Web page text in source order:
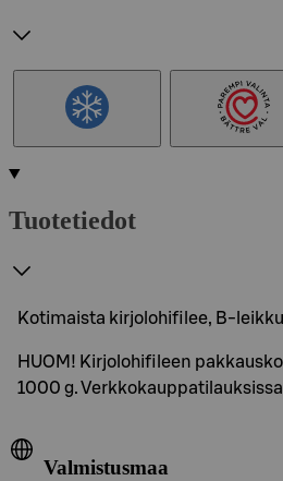
Tuotetiedot
Kotimaista kirjolohifilee, B-
HUOM! Kirjolohifileen
1000 g.
Valmistusmaa